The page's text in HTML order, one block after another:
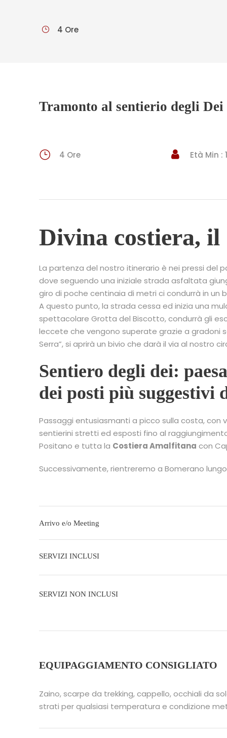
4 Ore
Tramonto al sentierio degli Dei
4 Ore Età Min :
Divina costiera, il
La partenza del nostro itinerario è nei pressi del
dove seguendo una iniziale strada asfaltata
giro di poche centinaia di metri ci condurrà in un
A questo punto, la strada cessa ed inizia una
spettacolare Grotta del Biscotto, condurrà gli
leccete che vengono superate grazie a gradoni
Serra”, si aprirà un bivio che darà il via al nostro
Sentiero degli dei:
dei posti più suggestivi
Passaggi entusiasmanti a picco sulla costa, con
sentierini stretti ed esposti fino al
Positano e tutta la Costiera Amalfitana con
Successivamente, rientreremo a Bomerano
Arrivo e/o Meeting
SERVIZI INCLUSI
SERVIZI NON INCLUSI
EQUIPAGGIAMENTO CONSIGLIATO
Zaino, scarpe da trekking, cappello, occhiali da
strati per qualsiasi temperatura e condizione